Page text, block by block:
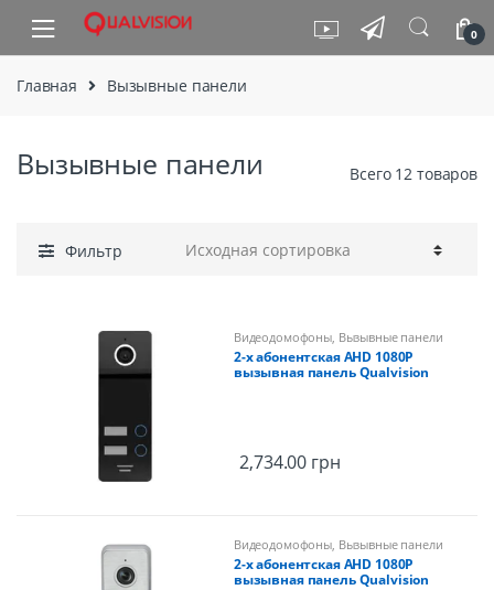
Skip to navigation
Skip to content
0
Главная Вызывные панели
Вызывные панели Всего 12 товаров
Фильтр
Видеодомофоны, Вызывные панели
2-х абонентская AHD 1080P
вызывная панель Qualvision
2,734.00 грн
Видеодомофоны, Вызывные панели
2-х абонентская AHD 1080P
вызывная панель Qualvision